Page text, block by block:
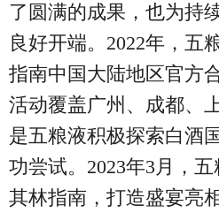
了圆满的成果，也为持
良好开端。2022年，五
指南中国大陆地区官方
活动覆盖广州、成都、
是五粮液积极探索白酒
功尝试。2023年3月，
其林指南，打造盛宴亮